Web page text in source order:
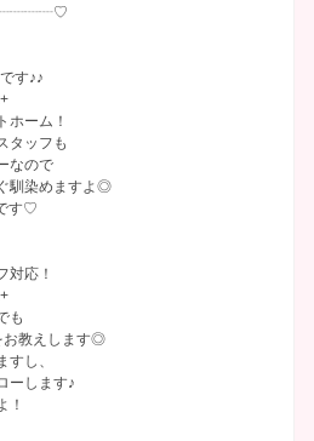
す♪♪
ホーム！
タッフも
なので
馴染めますよ◎
す♡
対応！
も
お教えします◎
し、
ーします♪
！